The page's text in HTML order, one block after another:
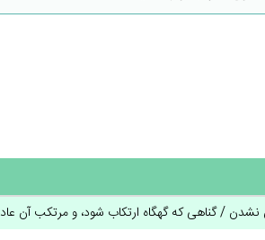
/ گناهى كه گهگاه ارتكاب شود، و مرتكب آن